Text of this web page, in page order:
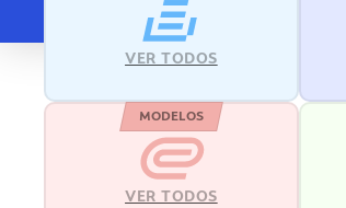
VER TODOS
MODELOS
VER TODOS